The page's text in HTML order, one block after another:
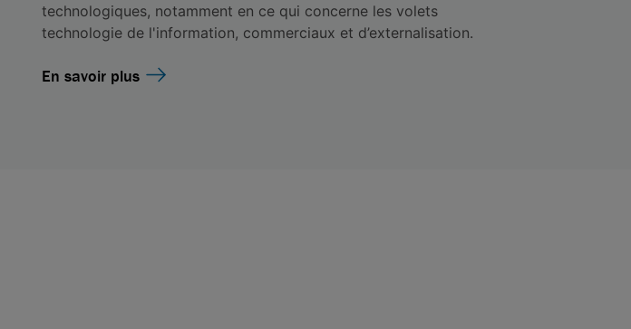
technologiques, notamment en ce qui concerne les volets
technologie de l'information, commerciaux et d’externalisation.
En savoir plus